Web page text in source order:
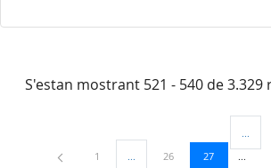
S'estan mostrant 521 - 540 de 3.329
Pàgina
1 ...Pàgines intermèdies Utilitzeu
Pàgina
26 Pàgina
27